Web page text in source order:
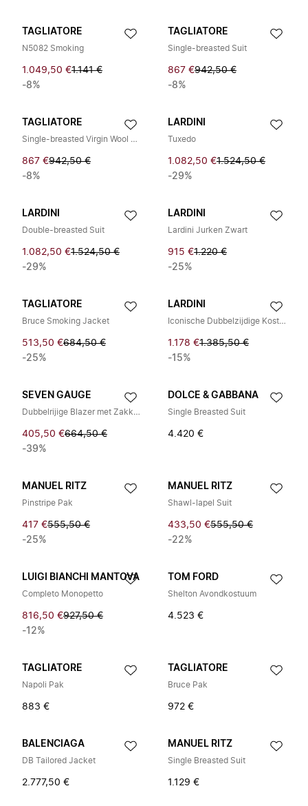
TAGLIATORE
N5082 Smoking
1.049,50 €1.141 €
-8%
TAGLIATORE
Single-breasted Suit
867 €942,50 €
-8%
TAGLIATORE
Single-breasted Virgin Wool Suit
867 €942,50 €
-8%
LARDINI
Tuxedo
1.082,50 €1.524,50 €
-29%
LARDINI
Double-breasted Suit
1.082,50 €1.524,50 €
-29%
LARDINI
Lardini Jurken Zwart
915 €1.220 €
-25%
TAGLIATORE
Bruce Smoking Jacket
513,50 €684,50 €
-25%
LARDINI
Iconische Dubbelzijdige Kostuum
1.178 €1.385,50 €
-15%
SEVEN GAUGE
Dubbelrijige Blazer met Zakken
405,50 €664,50 €
-39%
DOLCE & GABBANA
Single Breasted Suit
4.420 €
MANUEL RITZ
Pinstripe Pak
417 €555,50 €
-25%
MANUEL RITZ
Shawl-lapel Suit
433,50 €555,50 €
-22%
LUIGI BIANCHI MANTOVA
Completo Monopetto
816,50 €927,50 €
-12%
TOM FORD
Shelton Avondkostuum
4.523 €
TAGLIATORE
Napoli Pak
883 €
TAGLIATORE
Bruce Pak
972 €
BALENCIAGA
DB Tailored Jacket
2.777,50 €
MANUEL RITZ
Single Breasted Suit
1.129 €